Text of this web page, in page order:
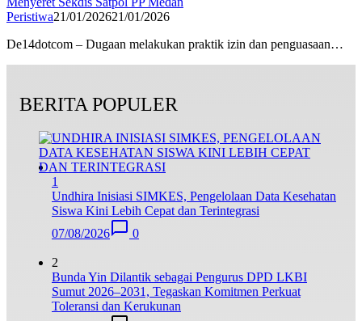
Peristiwa21/01/202621/01/2026
De14dotcom – Dugaan melakukan praktik izin dan penguasaan…
BERITA POPULER
1
Undhira Inisiasi SIMKES, Pengelolaan Data Kesehatan
Siswa Kini Lebih Cepat dan Terintegrasi
07/08/2026
0
2
Bunda Yin Dilantik sebagai Pengurus DPD LKBI
Sumut 2026–2031, Tegaskan Komitmen Perkuat
Toleransi dan Kerukunan